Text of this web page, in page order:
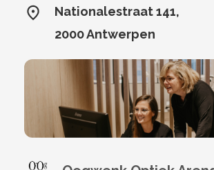
Nationalestraat 141,
2000 Antwerpen